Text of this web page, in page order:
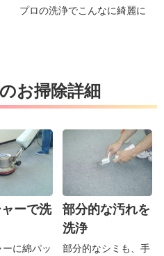
プロの洗浄でこんなに綺麗に
お掃除詳細
ーで洗
に綿パッ
部分的な汚れを
洗浄
部分的なシミも、手